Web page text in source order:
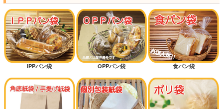
IPPパン袋 OPPパン袋 食パン袋